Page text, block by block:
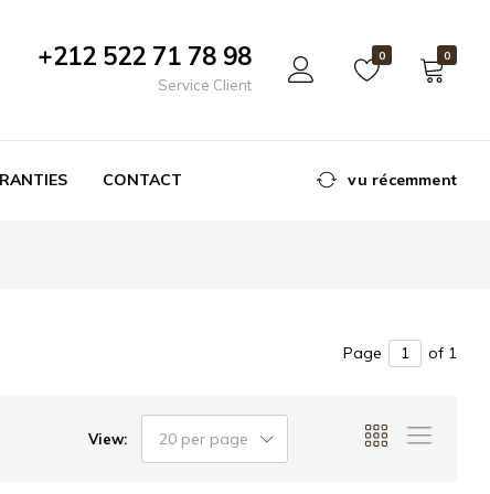
+212 522 71 78 98
Service Client
0 0
CONTACT vu récemment
Page of 1
View: 20 per page